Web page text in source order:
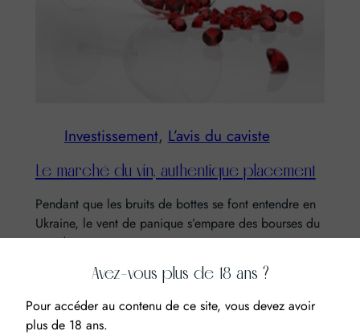
Investissement, L’avis du caviste
Le marché du vin, authentique placement
Pendant que les bruits de bottes se font entendre en
Ukraine, le vent de panique s’empare des bourses du
monde…
Avez-vous plus de 18 ans ?
Pour accéder au contenu de ce site, vous devez avoir
plus de 18 ans.